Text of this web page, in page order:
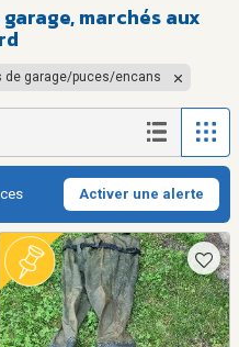
marchés aux
de garage/puces/encans
Activer une alerte